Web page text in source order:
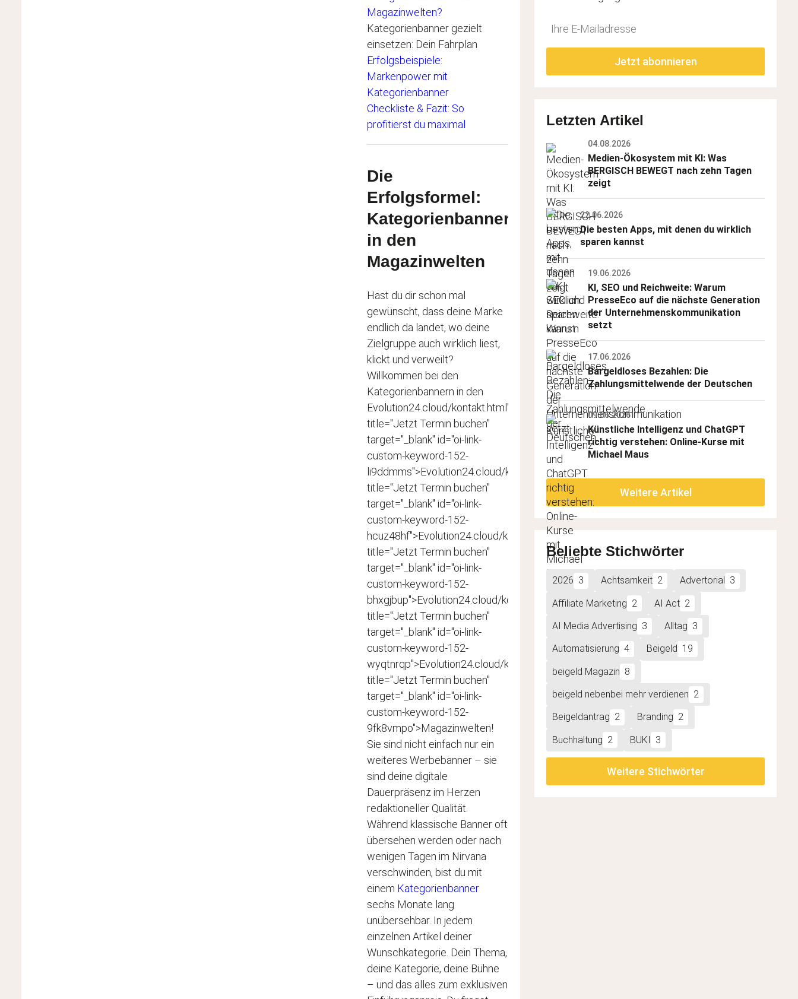
Magazinwelten?
Kategorienbanner gezielt
einsetzen: Dein Fahrplan
Erfolgsbeispiele:
Markenpower mit
Kategorienbanner
Checkliste & Fazit: So
profitierst du maximal
Die
Erfolgsformel:
Kategorienbanner
in den
Magazinwelten
Hast du dir schon mal
gewünscht, dass deine Marke
endlich da landet, wo deine
Zielgruppe auch wirklich liest,
klickt und verweilt?
Willkommen bei den
Kategorienbannern in den
Evolution24.cloud/kontakt.html"
title="Jetzt Termin buchen"
target="_blank" id="oi-link-
custom-keyword-152-
li9ddmms">Evolution24.cloud/kontakt.html"
title="Jetzt Termin buchen"
target="_blank" id="oi-link-
custom-keyword-152-
hcuz48hf">Evolution24.cloud/kontakt.html"
title="Jetzt Termin buchen"
target="_blank" id="oi-link-
custom-keyword-152-
bhxgjbup">Evolution24.cloud/kontakt.html"
title="Jetzt Termin buchen"
target="_blank" id="oi-link-
custom-keyword-152-
wyqtnrqp">Evolution24.cloud/kontakt.html"
title="Jetzt Termin buchen"
target="_blank" id="oi-link-
custom-keyword-152-
9fk8vmpo">Magazinwelten!
Sie sind nicht einfach nur ein
weiteres Werbebanner – sie
sind deine digitale
Dauerpräsenz im Herzen
redaktioneller Qualität.
Während klassische Banner oft
übersehen werden oder nach
wenigen Tagen im Nirvana
verschwinden, bist du mit
einem Kategorienbanner
sechs Monate lang
unübersehbar. In jedem
einzelnen Artikel deiner
Wunschkategorie. Dein Thema,
deine Kategorie, deine Bühne
– und das alles zum exklusiven
Do
this
*Ihre
Jetzt abonnieren
Letzten Artikel
04.08.2026
Medien-Ökosystem mit KI: Was
BERGISCH BEWEGT nach zehn Tagen
zeigt
22.06.2026
Die besten Apps, mit denen du wirklich
sparen kannst
19.06.2026
KI, SEO und Reichweite: Warum
PresseEco auf die nächste Generation
der Unternehmenskommunikation
setzt
17.06.2026
Bargeldloses Bezahlen: Die
Zahlungsmittelwende der Deutschen
09.06.2026
Künstliche Intelligenz und ChatGPT
richtig verstehen: Online-Kurse mit
Michael Maus
Weitere Artikel
Beliebte Stichwörter
2026 3 Achtsamkeit 2 Advertorial 3
Affiliate Marketing 2 AI Act 2
AI Media Advertising 3 Alltag 3
Automatisierung 4 Beigeld 19
beigeld Magazin 8
beigeld nebenbei mehr verdienen 2
Beigeldantrag 2 Branding 2
Buchhaltung 2 BUKI 3
Weitere Stichwörter